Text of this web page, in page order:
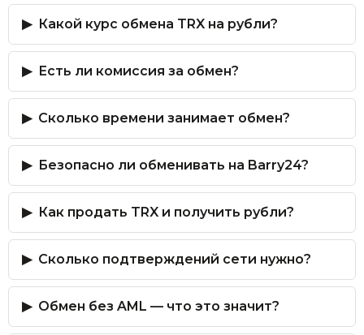
Какой курс обмена TRX на рубли?
Есть ли комиссия за обмен?
Сколько времени занимает обмен?
Безопасно ли обменивать на Barry24?
Как продать TRX и получить рубли?
Сколько подтверждений сети нужно?
Обмен без AML — что это значит?